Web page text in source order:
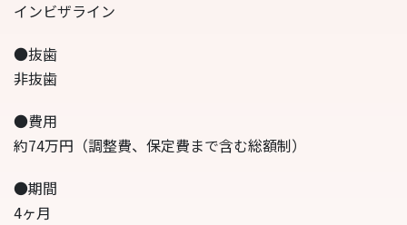
インビザライン
●抜歯
非抜歯
●費用
約74万円（調整費、保定費まで含む総額制）
●期間
4ヶ月